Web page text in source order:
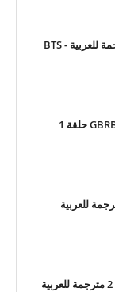
الحلقة 1 من بتس في الغابة مترجمة للعربية - BTS
برنامج GBRB: Reap What You Sow حلقة 1